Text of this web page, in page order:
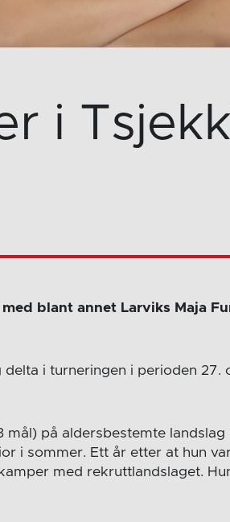
i
blant annet Larviks Maja
delta i turneringen i perioden 27.
mål) på aldersbestemte landslag
i sommer. Ett år etter at hun
med rekruttlandslaget.